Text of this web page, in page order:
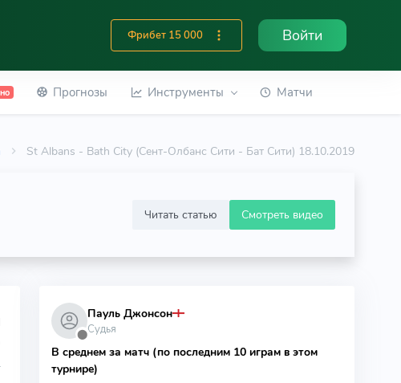
Фрибет 15 000 Войти
Прогнозы Инструменты Матчи
St Albans - Bath City (Сент-Олбанс Сити - Бат Сити) 18.10.2019
Читать статью Смотреть видео
⬤
Пауль Джонсон
Судья
В среднем за матч (по последним 10 играм в этом
турнире)